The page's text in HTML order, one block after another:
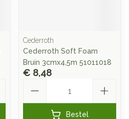
Cederroth
Cederroth Soft Foam
Bruin 3cmx4,5m 51011018
€ 8,48
Bestel